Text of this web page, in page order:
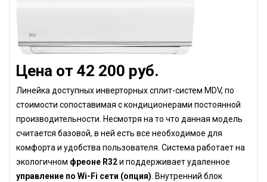
Цена от 42 200 руб.
Линейка доступных инверторных сплит-систем MDV, по
стоимости сопоставимая с кондиционерами постоянной
производительности. Несмотря на то что данная модель
считается базовой, в ней есть все необходимое для
комфорта и удобства пользователя. Система работает на
экологичном фреоне R32и поддерживает удаленное
управление по Wi-Fi сети (опция) . Внутренний блок